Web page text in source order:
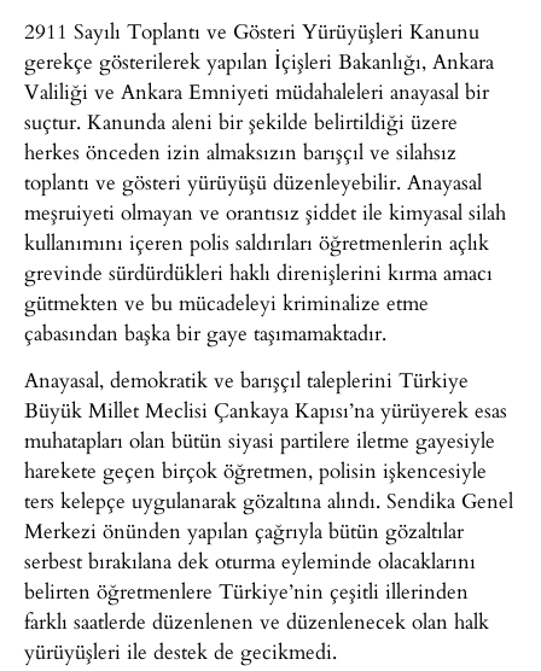
2911 Sayılı Toplantı ve Gösteri Yürüyüşleri Kanunu
gerekçe gösterilerek yapılan İçişleri Bakanlığı, Ankara
Valiliği ve Ankara Emniyeti müdahaleleri anayasal bir
suçtur. Kanunda aleni bir şekilde belirtildiği üzere
herkes önceden izin almaksızın barışçıl ve silahsız
toplantı ve gösteri yürüyüşü düzenleyebilir. Anayasal
meşruiyeti olmayan ve orantısız şiddet ile kimyasal silah
kullanımını içeren polis saldırıları öğretmenlerin açlık
grevinde sürdürdükleri haklı direnişlerini kırma amacı
gütmekten ve bu mücadeleyi kriminalize etme
çabasından başka bir gaye taşımamaktadır.
Anayasal, demokratik ve barışçıl taleplerini Türkiye
Büyük Millet Meclisi Çankaya Kapısı’na yürüyerek esas
muhatapları olan bütün siyasi partilere iletme gayesiyle
harekete geçen birçok öğretmen, polisin işkencesiyle
ters kelepçe uygulanarak gözaltına alındı. Sendika Genel
Merkezi önünden yapılan çağrıyla bütün gözaltılar
serbest bırakılana dek oturma eyleminde olacaklarını
belirten öğretmenlere Türkiye’nin çeşitli illerinden
farklı saatlerde düzenlenen ve düzenlenecek olan halk
yürüyüşleri ile destek de gecikmedi.